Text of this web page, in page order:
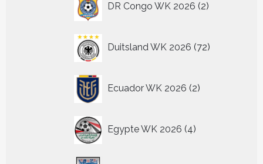
DR Congo WK 2026 2
producten
Duitsland WK 2026 72
producten
Ecuador WK 2026 2
producten
Egypte WK 2026 4
producten